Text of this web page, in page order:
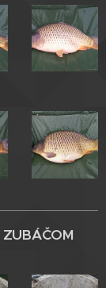
ZUBÁČOM